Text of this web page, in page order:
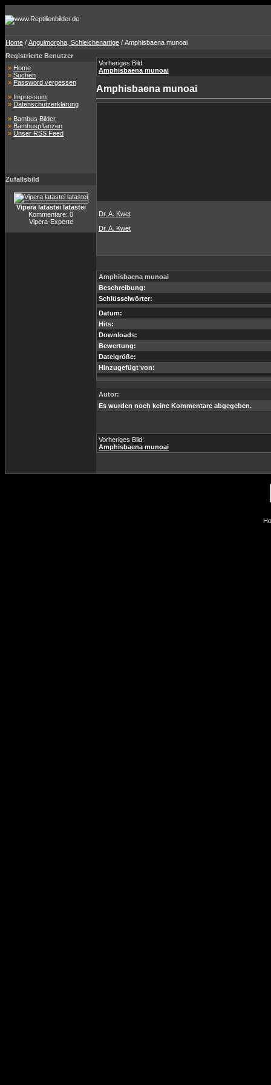
Home / Anguimorpha, Schleichenartige / Amphisbaena munoai
Registrierte Benutzer
» Home
» Suchen
» Password vergessen
» Impressum
» Datenschutzerklärung
» Bambus Bilder
» Bambuspflanzen
» Unser RSS Feed
Zufallsbild
Vipera latastei latastei
Kommentare: 0
Vipera-Experte
Vorheriges Bild:
Amphisbaena munoai
Amphisbaena munoai
Dr. A. Kwet
Dr. A. Kwet
Amphisbaena munoai
Beschreibung:
Schlüsselwörter:
Datum:
Hits:
Downloads:
Bewertung:
Dateigröße:
Hinzugefügt von:
Autor:
Es wurden noch keine Kommentare abgegeben.
Vorheriges Bild:
Amphisbaena munoai